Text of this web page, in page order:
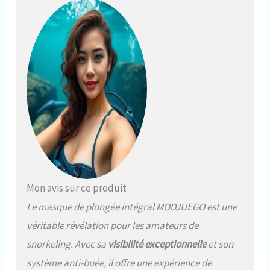
Ajustement parfait et retrait
facile : harnais de tête réglable
à 5 points, nous pouvons
librement ajuster la sangle en
fonction des contours de notre
visage. En même temps, la
cloche à dégagement rapide
peut nous aider à enlever le
masque de plongée rapidement
Sûr et inodore : fabriqué en
silicone de qualité alimentaire,
sans odeur, sans oxydation ni
décoloration, et surtout, il ne
cutanées Design intégral à 180°
: le masque de plongée
supérieure pour de belles
aventures sous-marines
Mon avis sur ce produit
Le masque de plongée intégral MODJUEGO est une
véritable révélation pour les amateurs de
snorkeling. Avec sa visibilité exceptionnelleet son
système anti-buée, il offre une expérience de